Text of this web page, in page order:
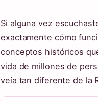
Si alguna vez
exactamente cómo
conceptos históricos
vida de millones de
veía tan diferente de la